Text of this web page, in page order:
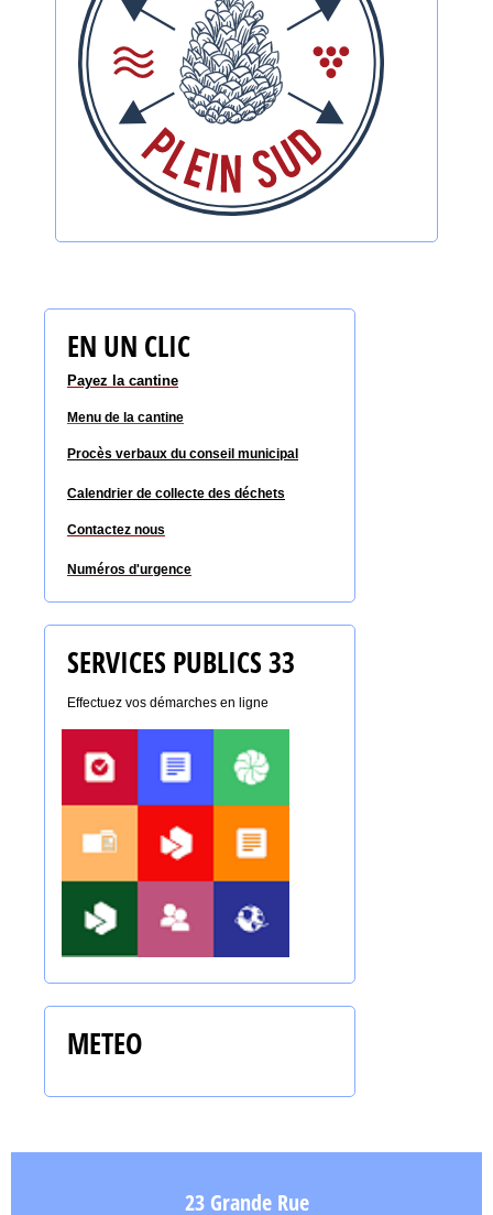
EN UN CLIC
Payez la cantine
Menu de la cantine
Procès verbaux du conseil municipal
Calendrier de collecte des déchets
Contactez nous
Numéros d'urgence
SERVICES PUBLICS 33
Effectuez vos démarches en ligne
METEO
23 Grande Rue